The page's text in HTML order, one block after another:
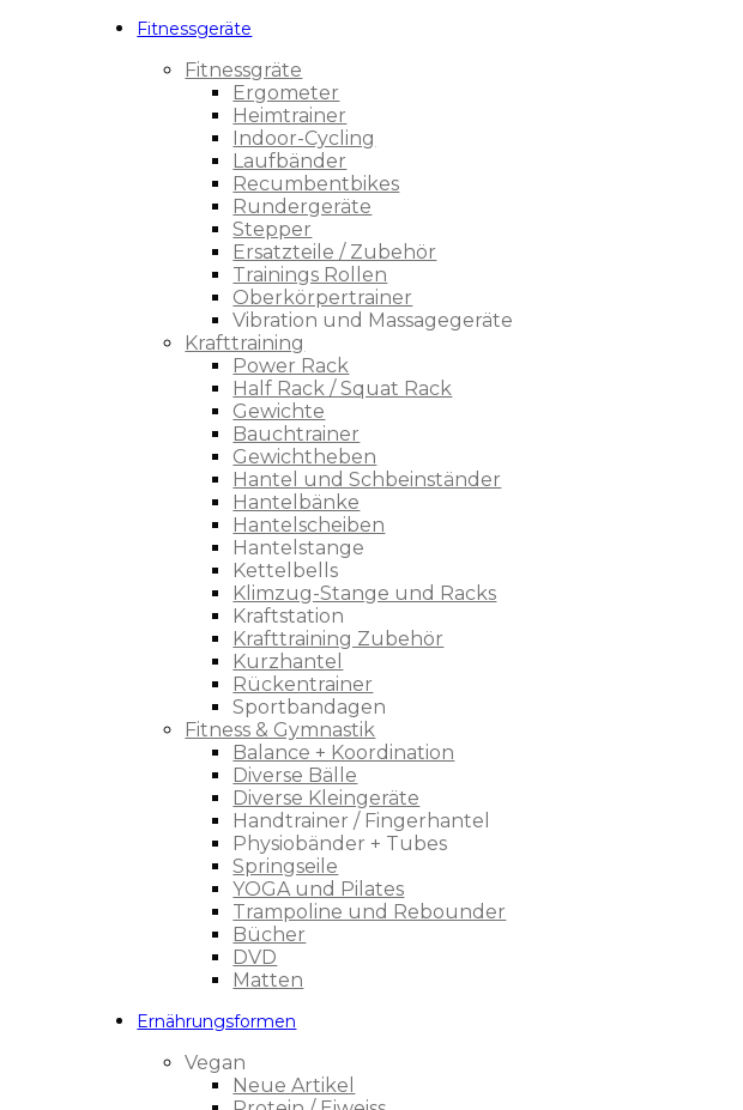
Fitnessgeräte
Fitnessgräte
Ergometer
Heimtrainer
Indoor-Cycling
Laufbänder
Recumbentbikes
Rundergeräte
Stepper
Ersatzteile / Zubehör
Trainings Rollen
Oberkörpertrainer
Vibration und Massagegeräte
Krafttraining
Power Rack
Half Rack / Squat Rack
Gewichte
Bauchtrainer
Gewichtheben
Hantel und Schbeinständer
Hantelbänke
Hantelscheiben
Hantelstange
Kettelbells
Klimzug-Stange und Racks
Kraftstation
Krafttraining Zubehör
Kurzhantel
Rückentrainer
Sportbandagen
Fitness & Gymnastik
Balance + Koordination
Diverse Bälle
Diverse Kleingeräte
Handtrainer / Fingerhantel
Physiobänder + Tubes
Springseile
YOGA und Pilates
Trampoline und Rebounder
Bücher
DVD
Matten
Ernährungsformen
Vegan
Neue Artikel